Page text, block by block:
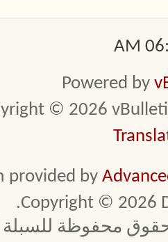
Powered by
© 2026
provided by
Copyright © 2026
محفوظة للسبلة